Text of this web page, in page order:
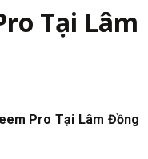
Tại Lâm
Pro Tại Lâm Đồng